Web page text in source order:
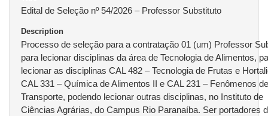
Edital de Seleção nº 54/2026 – Professor Substituto
Description
Processo de seleção para a contratação 01 (um) Professor
para lecionar disciplinas da área de Tecnologia de Alimentos,
lecionar as disciplinas CAL 482 – Tecnologia de Frutas e
CAL 331 – Química de Alimentos II e CAL 231 – Fenômenos de
Transporte, podendo lecionar outras disciplinas, no Instituto de
Ciências Agrárias, do Campus Rio Paranaíba. Ser portadores